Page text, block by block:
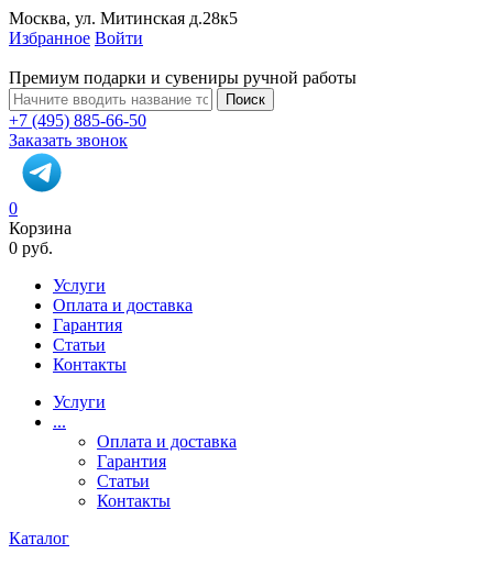
Москва, ул. Митинская д.28к5
Избранное Войти
Премиум подарки и сувениры ручной работы
Поиск
+7 (495) 885-66-50
Заказать звонок
0
Корзина
0 руб.
Услуги
Оплата и доставка
Гарантия
Статьи
Контакты
Услуги
...
Оплата и доставка
Гарантия
Статьи
Контакты
Каталог